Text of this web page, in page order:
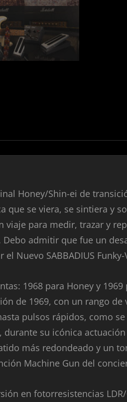
Honey/Shin-ei de
que se viera, se sintiera y
viaje para medir, trazar y
admitir que fue un
Nuevo SABBADIUS Funky-
1968 para Honey y
de 1969, con un rango
pulsos rápidos, como
durante su icónica
más redondeado y un
Machine Gun del
en fotorresistencias